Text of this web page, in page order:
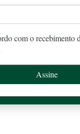
com o recebimento